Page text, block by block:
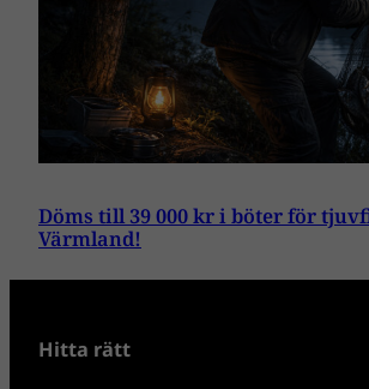
Döms till 39 000 kr i böter för
Värmland!
Hitta rätt